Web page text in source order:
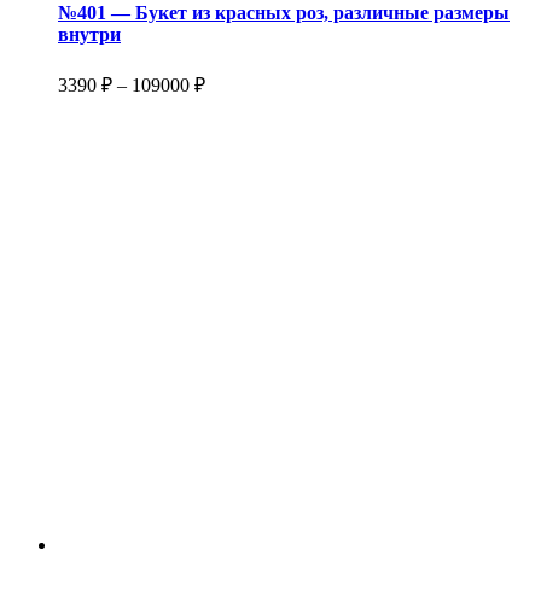
№401 — Букет из красных роз, различные размеры
внутри
3390 ₽ – 109000 ₽